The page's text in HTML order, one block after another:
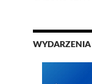
WYDARZENIA